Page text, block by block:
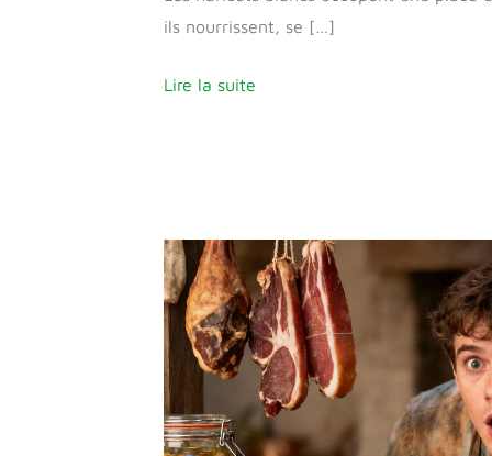
ils nourrissent, se […]
Lire la suite
Techniques
anciennes
de
conservation
des
aliments
remises